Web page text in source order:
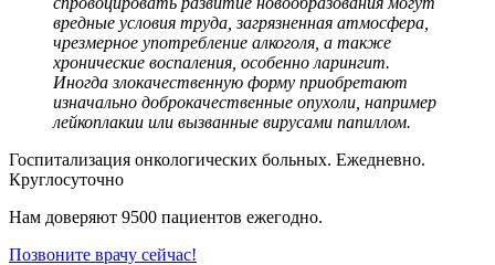
вредные условия труда, загрязненная атмосфера,
чрезмерное употребление алкоголя, а также
хронические воспаления, особенно ларингит.
Иногда злокачественную форму приобретают
изначально доброкачественные опухоли, например
лейкоплакии или вызванные вирусами папиллом.
Госпитализация онкологических больных. Ежедневно.
Круглосуточно
Нам доверяют 9500 пациентов ежегодно.
Позвоните врачу сейчас!